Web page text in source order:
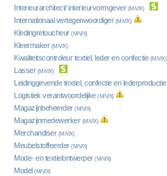
Interieurarchitect/ interieurvormgever (M/V/X)
Internationaal vertegenwoordiger (M/V/X)
Kledingretoucheur (M/V/X)
Kleermaker (M/V/X)
Kwaliteitscontroleur textiel, leder en confectie (M/V/X)
Lasser (M/V/X)
Leidinggevende textiel, confectie en lederproductie
Logistiek verantwoordelijke (M/V/X)
Magazijnbeheerder (M/V/X)
Magazijnmedewerker (M/V/X)
Merchandiser (M/V/X)
Meubelstoffeerder (M/V/X)
Mode- en textielontwerper (M/V/X)
Model (M/V/X)